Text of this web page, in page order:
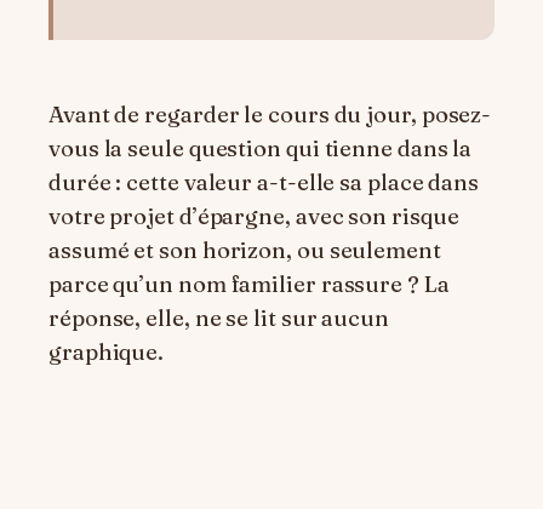
Avant de regarder le cours du jour, posez-
vous la seule question qui tienne dans la
durée : cette valeur a-t-elle sa place dans
votre projet d’épargne, avec son risque
assumé et son horizon, ou seulement
parce qu’un nom familier rassure ? La
réponse, elle, ne se lit sur aucun
graphique.